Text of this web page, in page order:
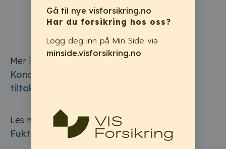
mange mennesker og hvor det
foregår vasking og koking.
Mer informasjon om kondens:
Kondens på kalde overflater. Årsaker og
tiltak
Les mer om: Insekter Skadedyr
Fuktproblemer Tips og råd
Gå til nye visforsikring.no
Har du forsikring hos oss?
Logg deg inn på Min Side via
minside.visforsikring.no